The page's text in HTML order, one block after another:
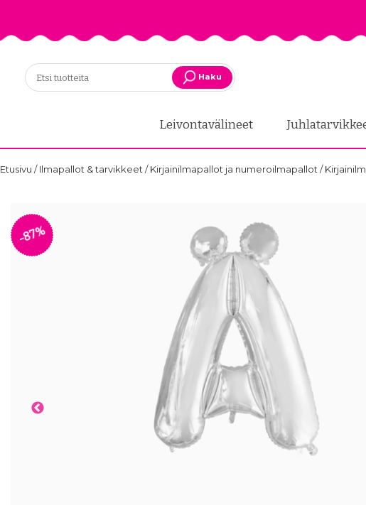
Haku
Leivontavälineet
Etusivu /Ilmapallot & tarvikkeet /Kirjainilmapallot ja numeroilmapallot /
-87%